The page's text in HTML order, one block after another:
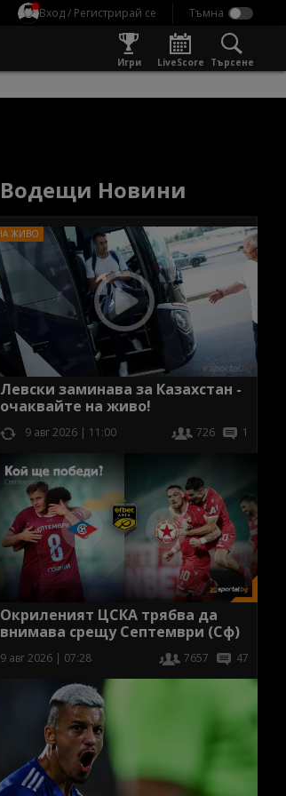
Вход / Регистрирай се
Игри LiveScore Търсене
Водещи Новини
Левски заминава за Казахстан -
очаквайте на живо!
9 авг 2026 | 11:00 726 1
Окриленият ЦСКА трябва да
внимава срещу Септември (Сф)
9 авг 2026 | 07:28 7657 47